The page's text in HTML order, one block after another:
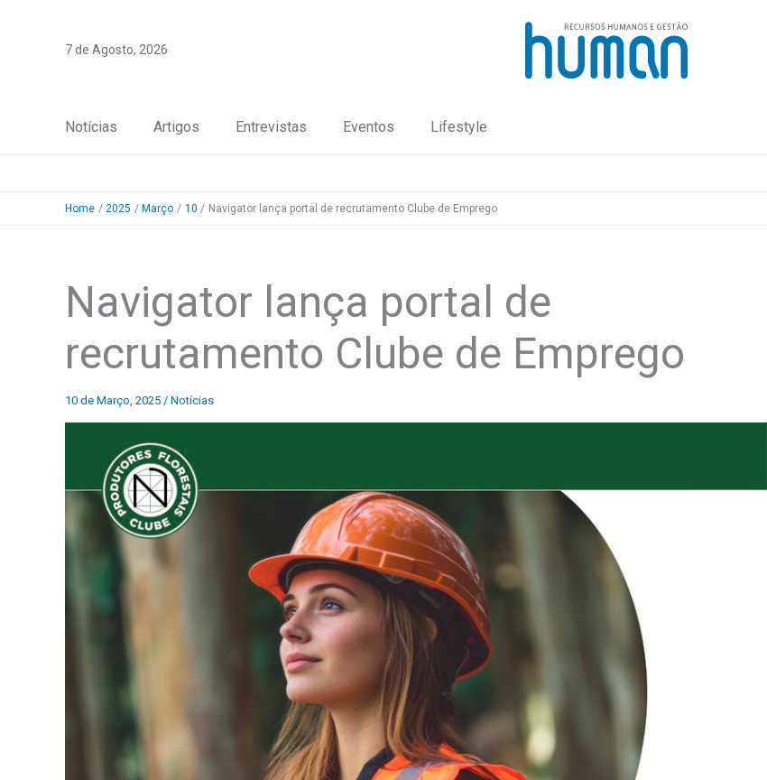
7 de Agosto, 2026
Notícias Artigos Entrevistas Eventos Lifestyle
Home 2025 Março 10 Navigator lança portal de recrutamento Clube de Emprego
Navigator lança portal de
recrutamento Clube de Emprego
10 de Março, 2025 / Notícias